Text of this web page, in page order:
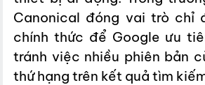
Canonical đóng vai trò chỉ
chính thức để Google ưu
tránh việc nhiều phiên bản
thứ hạng trên kết quả tìm